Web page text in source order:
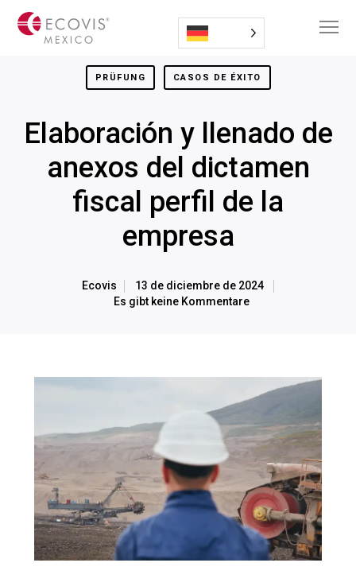
PRÜFUNG CASOS DE ÉXITO
Elaboración y llenado de
anexos del dictamen
fiscal perfil de la
empresa
Ecovis
13 de diciembre de 2024
Es gibt keine Kommentare